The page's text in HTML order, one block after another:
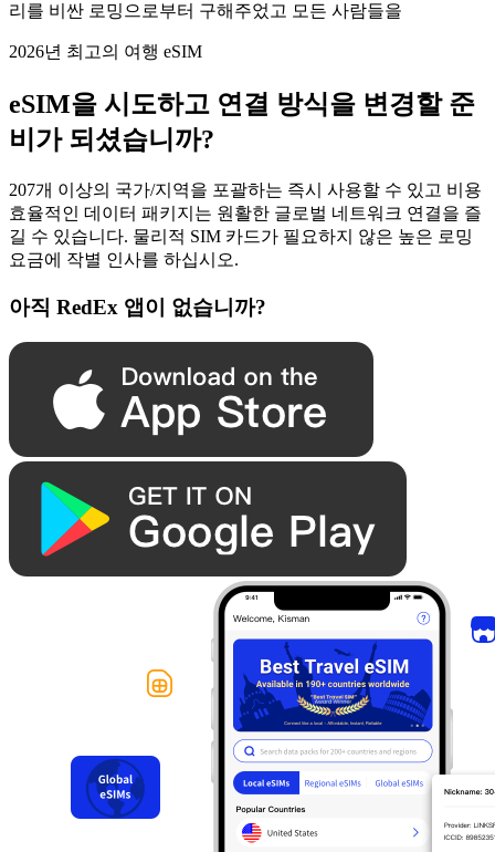
리를 비싼 로밍으로부터 구해주었고 모든 사람들을
2026년 최고의 여행 eSIM
eSIM을 시도하고 연결 방식을 변경할 준
비가 되셨습니까?
207개 이상의 국가/지역을 포괄하는 즉시 사용할 수 있고 비용
효율적인 데이터 패키지는 원활한 글로벌 네트워크 연결을 즐
길 수 있습니다. 물리적 SIM 카드가 필요하지 않은 높은 로밍
요금에 작별 인사를 하십시오.
아직 RedEx 앱이 없습니까?